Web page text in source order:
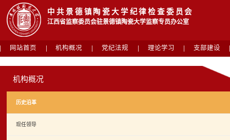
中共景德镇陶瓷大学纪律检查委员会
江西省监察委员会驻景德镇陶瓷大学监察专员办公室
网站首页 机构概况 党纪法规 理论学习 支部建设
机构概况
历史沿革
现任领导